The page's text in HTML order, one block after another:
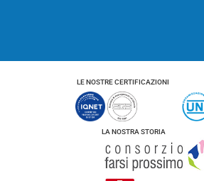
LE NOSTRE CERTIFICAZIONI
LA NOSTRA STORIA